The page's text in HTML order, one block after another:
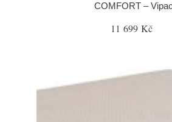
COMFORT –
11 699 Kč